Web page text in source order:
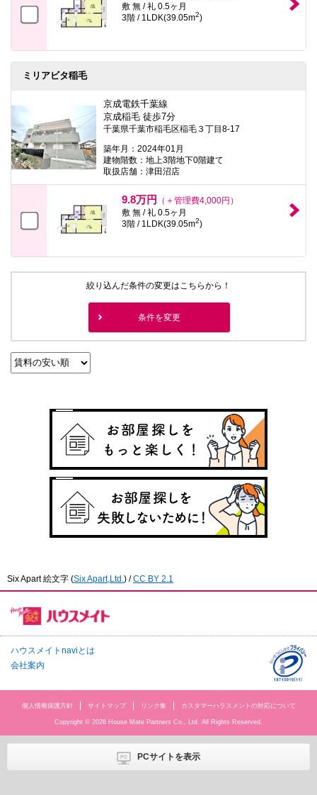
敷 無 / 礼 0.5ヶ月
3階 / 1LDK(39.05m2)
ミリアビタ稲毛
京成電鉄千葉線
京成稲毛 徒歩7分
千葉県千葉市稲毛区稲毛３丁目8-17
築年月：2024年01月
建物階数：地上3階地下0階建て
取扱店舗：津田沼店
9.8万円
（＋管理費4,000円）
敷 無 / 礼 0.5ヶ月
3階 / 1LDK(39.05m2)
絞り込んだ条件の変更はこちらから！
条件を変更
Six Apart 絵文字 (Six Apart,Ltd. ) /CC BY 2.1
ハウスメイトnaviとは
会社案内
個人情報保護方針 サイトマップ リンク集 カスタマーハラスメントの対応について
Copyright © 2026 House Mate Partners Co., Ltd. All Rights Reserved.
PCサイトを表示